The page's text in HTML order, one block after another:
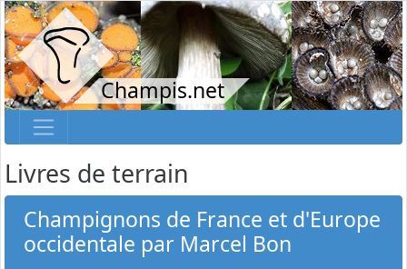
Champis.net
Livres de terrain
Champignons de France et d'Europe
occidentale par Marcel Bon